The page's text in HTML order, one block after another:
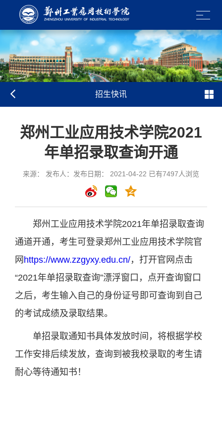
招生快讯
郑州工业应用技术学院2021
年单招录取查询开通
来源： 发布人：发布日期： 2021-04-22 已有7497 人浏览
郑州工业应用技术学院2021年单招录取查询
通道开通，考生可登录郑州工业应用技术学院官
网 https://www.zzgyxy.edu.cn/，打开官网点击
“2021年单招录取查询”漂浮窗口，点开查询窗口
之后，考生输入自己的身份证号即可查询到自己
的考试成绩及录取结果。
单招录取通知书具体发放时间，将根据学校
工作安排后续发放，查询到被我校录取的考生请
耐心等待通知书！